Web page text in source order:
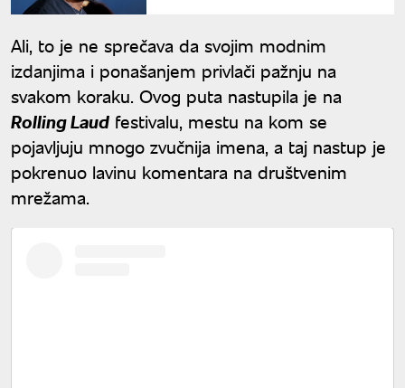
Ali, to je ne sprečava da svojim modnim
izdanjima i ponašanjem privlači pažnju na
svakom koraku. Ovog puta nastupila je na
Rolling Laud festivalu, mestu na kom se
pojavljuju mnogo zvučnija imena, a taj nastup je
pokrenuo lavinu komentara na društvenim
mrežama.